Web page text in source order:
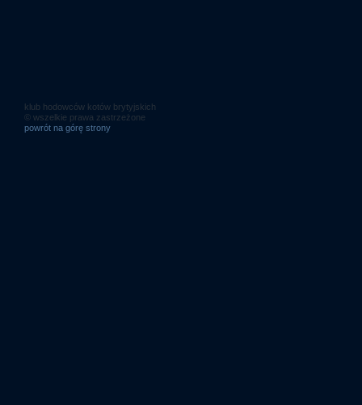
klub hodowców kotów brytyjskich
© wszelkie prawa zastrzeżone
powrót na górę strony